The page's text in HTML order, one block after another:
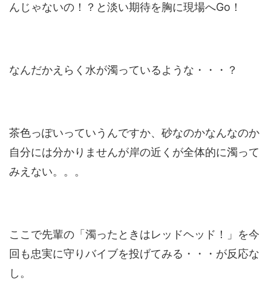
んじゃないの！？と淡い期待を胸に現場へGo！
なんだかえらく水が濁っているような・・・？
茶色っぽいっていうんですか、砂なのかなんなのか
自分には分かりませんが岸の近くが全体的に濁って
みえない。。。
ここで先輩の「濁ったときはレッドヘッド！」を今
回も忠実に守りバイブを投げてみる・・・が反応な
し。